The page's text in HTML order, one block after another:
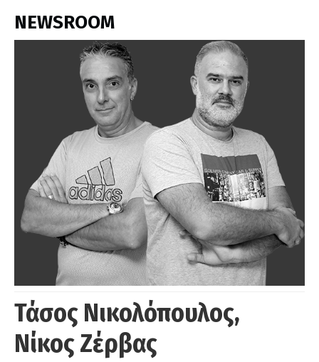
NEWSROOM
Τάσος Νικολόπουλος,
Νίκος Ζέρβας